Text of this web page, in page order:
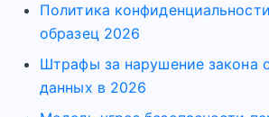
Политика
образец 2026
Штрафы за нарушение закона
данных в 2026